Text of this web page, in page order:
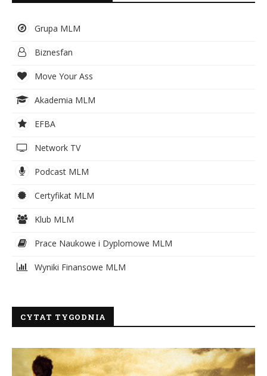
Grupa MLM
Biznesfan
Move Your Ass
Akademia MLM
EFBA
Network TV
Podcast MLM
Certyfikat MLM
Klub MLM
Prace Naukowe i Dyplomowe MLM
Wyniki Finansowe MLM
CYTAT TYGODNIA